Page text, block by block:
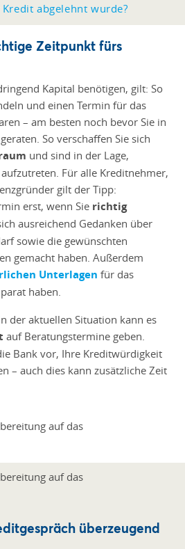
abgelehnt wurde?
Zeitpunkt fürs
Kapital benötigen, gilt: So
und einen Termin für das
– am besten noch bevor Sie in
So verschaffen Sie sich
und sind in der Lage,
Für alle Kreditnehmer,
gilt der Tipp:
erst, wenn Sie richtig
ausreichend Gedanken über
sowie die gewünschten
gemacht haben. Außerdem
Unterlagen für das
haben.
der aktuellen Situation kann es
auf Beratungstermine geben.
Bank vor, Ihre Kreditwürdigkeit
– auch dies kann zusätzliche Zeit
überzeugend